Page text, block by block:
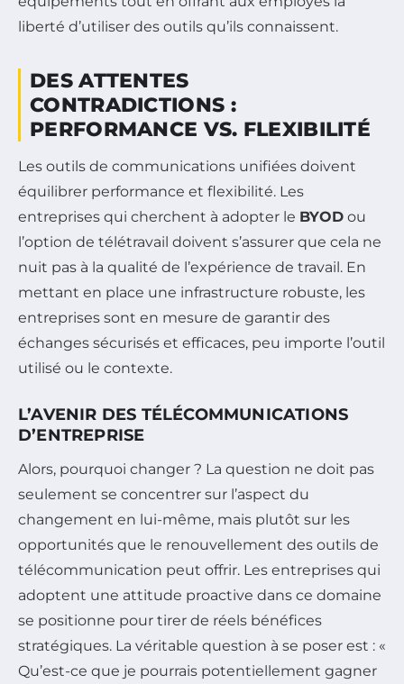
liberté d’utiliser des outils qu’ils connaissent.
DES ATTENTES
CONTRADICTIONS :
PERFORMANCE VS. FLEXIBILITÉ
Les outils de communications unifiées doivent
équilibrer performance et flexibilité. Les
entreprises qui cherchent à adopter le BYOD ou
l’option de télétravail doivent s’assurer que cela ne
nuit pas à la qualité de l’expérience de travail. En
mettant en place une infrastructure robuste, les
entreprises sont en mesure de garantir des
échanges sécurisés et efficaces, peu importe l’outil
utilisé ou le contexte.
L’AVENIR DES TÉLÉCOMMUNICATIONS
D’ENTREPRISE
Alors, pourquoi changer ? La question ne doit pas
seulement se concentrer sur l’aspect du
changement en lui-même, mais plutôt sur les
opportunités que le renouvellement des outils de
télécommunication peut offrir. Les entreprises qui
adoptent une attitude proactive dans ce domaine
se positionne pour tirer de réels bénéfices
stratégiques. La véritable question à se poser est : «
Qu’est-ce que je pourrais potentiellement gagner